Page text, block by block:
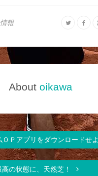
報
About oikawa
ＯＰアプリをダウンロードせよ
高の状態に、天然芝！